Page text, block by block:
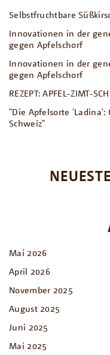
Selbstfruchtbare
Innovationen in der
gegen Apfelschorf
Innovationen in der
gegen Apfelschorf
REZEPT: APFEL-ZIMT-
"Die Apfelsorte 'Ladina':
Schweiz"
Mai 2026
April 2026
November 2025
August 2025
Juni 2025
Mai 2025